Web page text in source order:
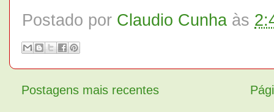
Postado por Claudio Cunha às
Postagens mais recentes